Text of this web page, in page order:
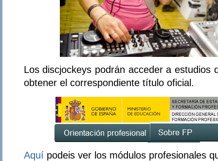
Los discjockeys podrán acceder a estudios
obtener el correspondiente título oficial.
Aquí podeis ver los módulos profesionales